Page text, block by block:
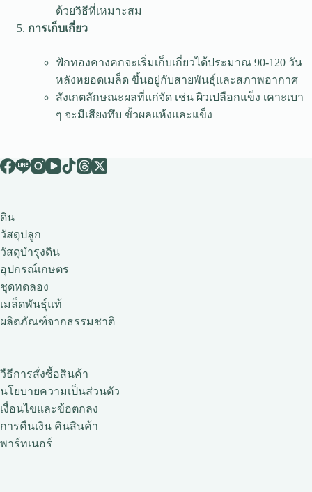
ด้วยวิธีที่เหมาะสม
การเก็บเกี่ยว
ฟักทองคางคกจะเริ่มเก็บเกี่ยวได้ประมาณ 90-120 วัน
หลังหยอดเมล็ด ขึ้นอยู่กับสายพันธุ์และสภาพอากาศ
สังเกตลักษณะผลที่แก่จัด เช่น ผิวเปลือกแข็ง เคาะเบา
ๆ จะมีเสียงทึบ ขั้วผลแห้งและแข็ง
ดิน
วัสดุปลูก
วัสดุบำรุงดิน
อุปกรณ์เกษตร
ชุดทดลอง
เมล็ดพันธุ์แท้
ผลิตภัณฑ์จากธรรมชาติ
วืธีการสั่งซื้อสินค้า
นโยบายความเป็นส่วนตัว
เงื่อนไขและข้อตกลง
การคืนเงิน คินสินค้า
พาร์ทเนอร์